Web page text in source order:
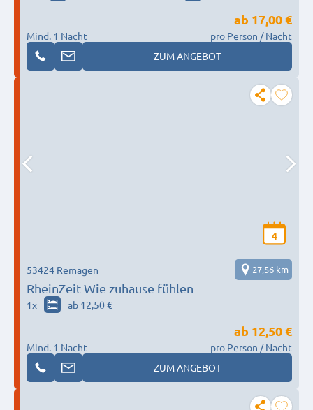
Mind. 1 Nacht
ab 17,00 €
pro Person / Nacht
ZUM ANGEBOT
4
RheinZeit Wie zuhause fühlen
53424 Remagen 27,56 km
1x ab 12,50 €
Mind. 1 Nacht
ab 12,50 €
pro Person / Nacht
ZUM ANGEBOT